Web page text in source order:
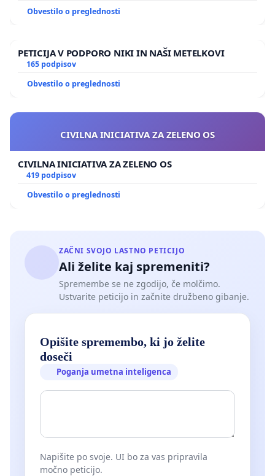
Obvestilo o preglednosti
PETICIJA V PODPORO NIKI IN NAŠI METELKOVI
165 podpisov
Obvestilo o preglednosti
CIVILNA INICIATIVA ZA ZELENO OS
CIVILNA INICIATIVA ZA ZELENO OS
419 podpisov
Obvestilo o preglednosti
ZAČNI SVOJO LASTNO PETICIJO
Ali želite kaj spremeniti?
Spremembe se ne zgodijo, če molčimo.
Ustvarite peticijo in začnite družbeno gibanje.
Opišite spremembo, ki jo želite
doseči
Poganja umetna inteligenca
Napišite po svoje. UI bo za vas pripravila
močno peticijo.